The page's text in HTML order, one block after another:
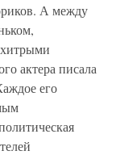
А между
актера писала
его